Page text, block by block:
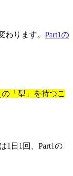
わります。 Part1の
の「型」を持つこ
1日1回、Part1の